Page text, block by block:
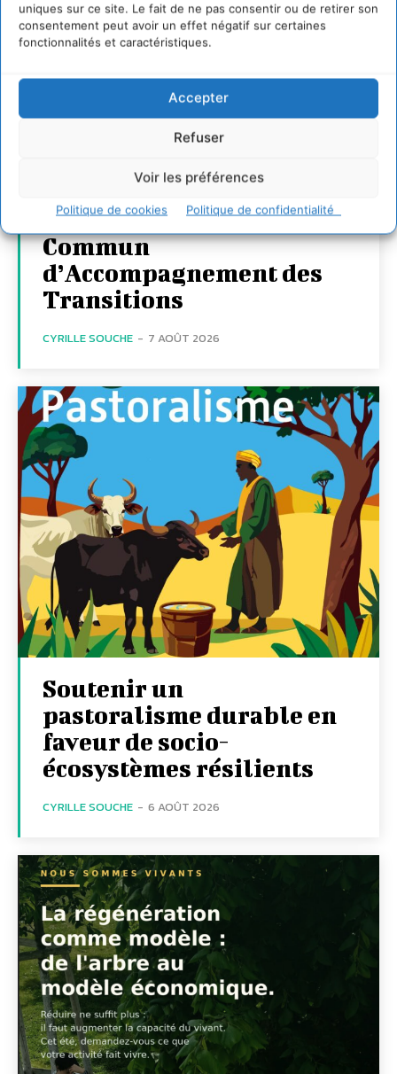
uniques sur ce site. Le fait de ne pas consentir ou de retirer son
consentement peut avoir un effet négatif sur certaines
fonctionnalités et caractéristiques.
Accepter
Refuser
Voir les préférences
Politique de cookies Politique de confidentialité
Transformer les
territoires par le
dialogue et la
coopération avec un
Commun
d’Accompagnement des
Transitions
CYRILLE SOUCHE - 7 AOÛT 2026
Soutenir un
pastoralisme durable en
faveur de socio-
écosystèmes résilients
CYRILLE SOUCHE - 6 AOÛT 2026